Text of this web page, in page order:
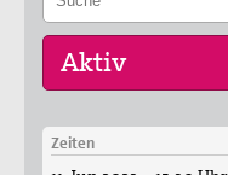
30. Jul 2026
Zeiten